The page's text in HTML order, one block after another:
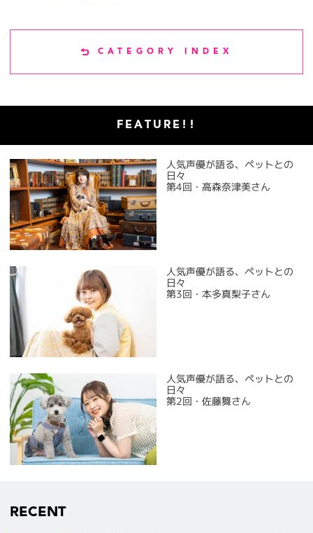
CATEGORY INDEX
FEATURE!!
人気声優が語る、ペットとの
日々
第4回・高森奈津美さん
人気声優が語る、ペットとの
日々
第3回・本多真梨子さん
人気声優が語る、ペットとの
日々
第2回・佐藤舞さん
RECENT